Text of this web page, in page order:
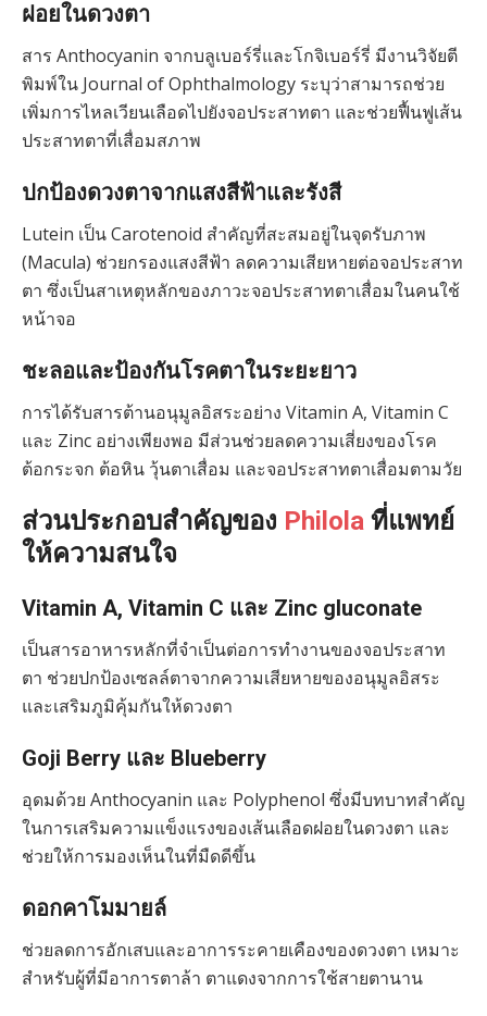
ฝอยในดวงตา
สาร Anthocyanin จากบลูเบอร์รี่และโกจิเบอร์รี่ มีงานวิจัยตี
พิมพ์ใน Journal of Ophthalmology ระบุว่าสามารถช่วย
เพิ่มการไหลเวียนเลือดไปยังจอประสาทตา และช่วยฟื้นฟูเส้น
ประสาทตาที่เสื่อมสภาพ
ปกป้องดวงตาจากแสงสีฟ้าและรังสี
Lutein เป็น Carotenoid สำคัญที่สะสมอยู่ในจุดรับภาพ
(Macula) ช่วยกรองแสงสีฟ้า ลดความเสียหายต่อจอประสาท
ตา ซึ่งเป็นสาเหตุหลักของภาวะจอประสาทตาเสื่อมในคนใช้
หน้าจอ
ชะลอและป้องกันโรคตาในระยะยาว
การได้รับสารต้านอนุมูลอิสระอย่าง Vitamin A, Vitamin C
และ Zinc อย่างเพียงพอ มีส่วนช่วยลดความเสี่ยงของโรค
ต้อกระจก ต้อหิน วุ้นตาเสื่อม และจอประสาทตาเสื่อมตามวัย
ส่วนประกอบสำคัญของ Philola ที่แพทย์
ให้ความสนใจ
Vitamin A, Vitamin C และ Zinc gluconate
เป็นสารอาหารหลักที่จำเป็นต่อการทำงานของจอประสาท
ตา ช่วยปกป้องเซลล์ตาจากความเสียหายของอนุมูลอิสระ
และเสริมภูมิคุ้มกันให้ดวงตา
Goji Berry และ Blueberry
อุดมด้วย Anthocyanin และ Polyphenol ซึ่งมีบทบาทสำคัญ
ในการเสริมความแข็งแรงของเส้นเลือดฝอยในดวงตา และ
ช่วยให้การมองเห็นในที่มืดดีขึ้น
ดอกคาโมมายล์
ช่วยลดการอักเสบและอาการระคายเคืองของดวงตา เหมาะ
สำหรับผู้ที่มีอาการตาล้า ตาแดงจากการใช้สายตานาน